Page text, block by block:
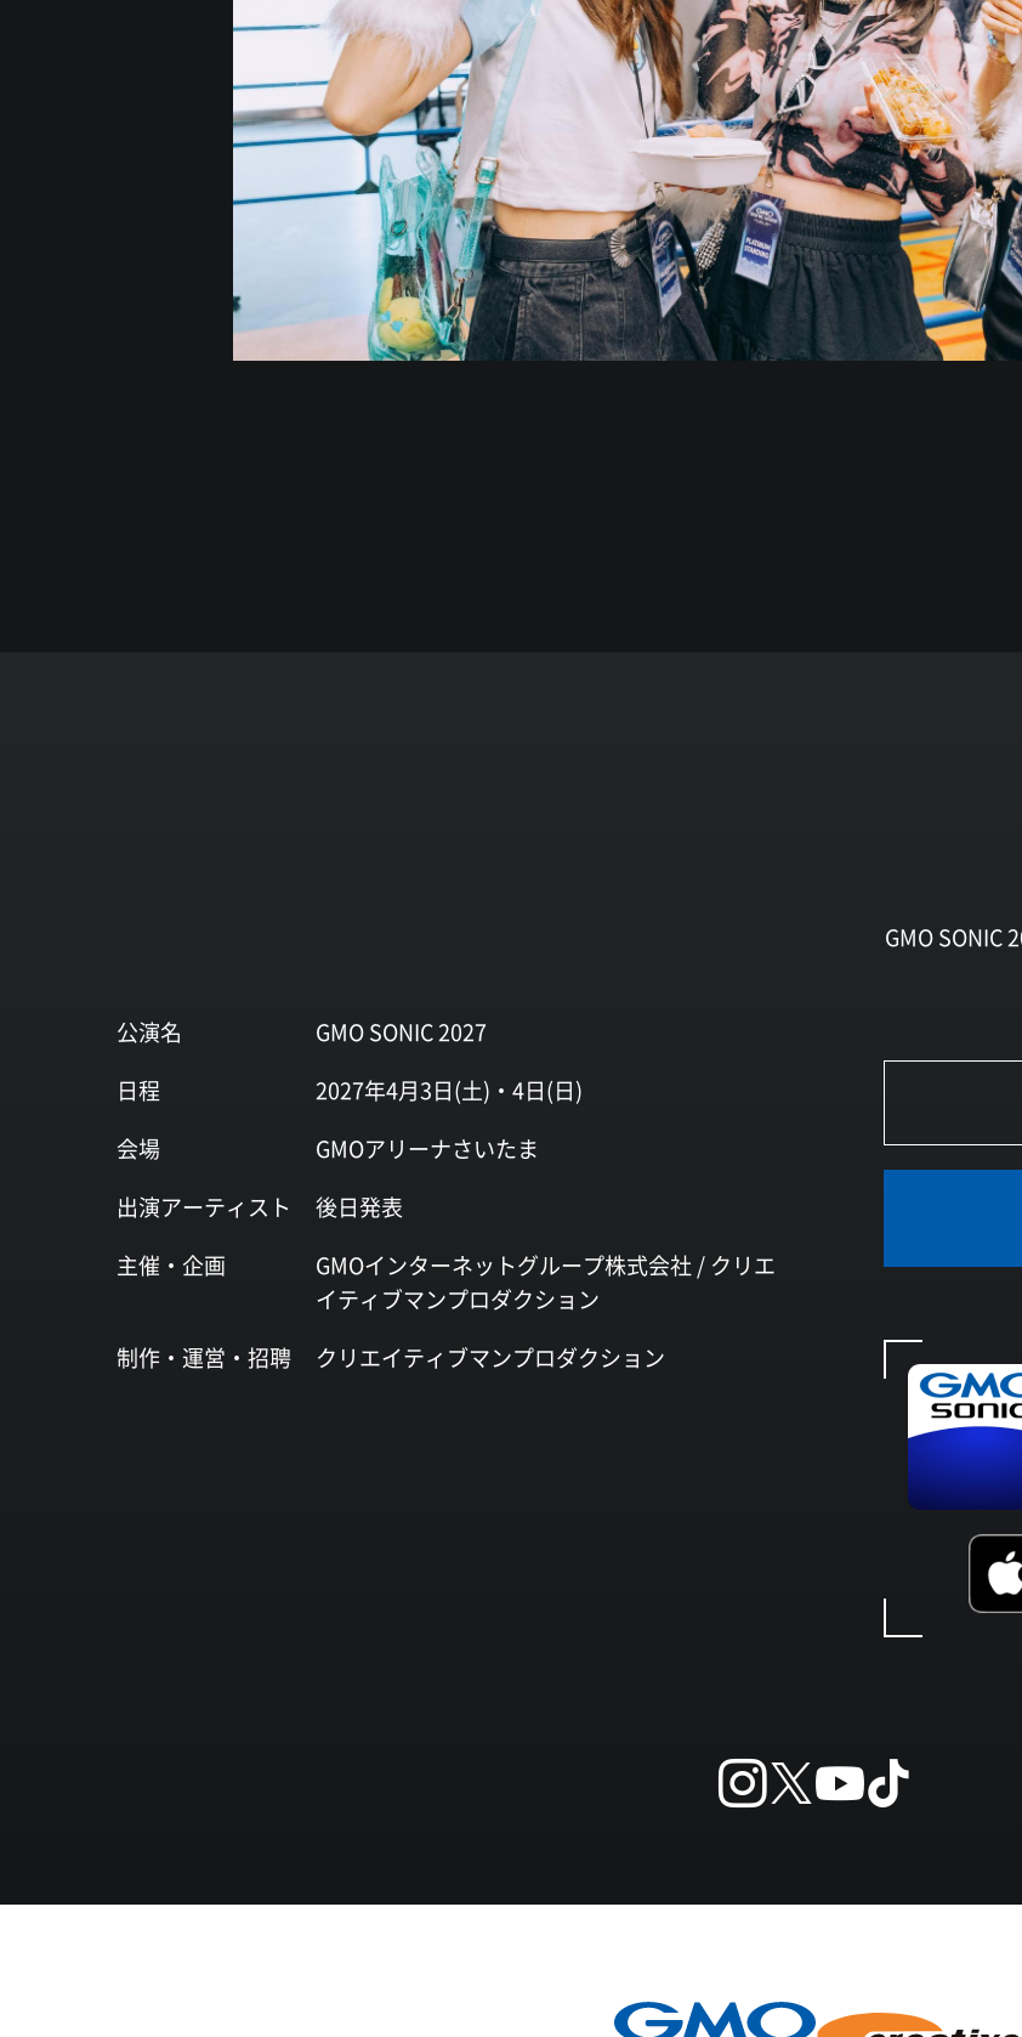
公演名
GMO SONIC 2027
日程
2027年4月3日(土)・4日(日)
会場
GMOアリーナさいたま
出演アーティスト
後日発表
主催・企画
GMOインターネットグループ株式会社 / クリエ
イティブマンプロダクション
制作・運営・ 招聘 クリエイティブマンプロダクション
GMO SONIC